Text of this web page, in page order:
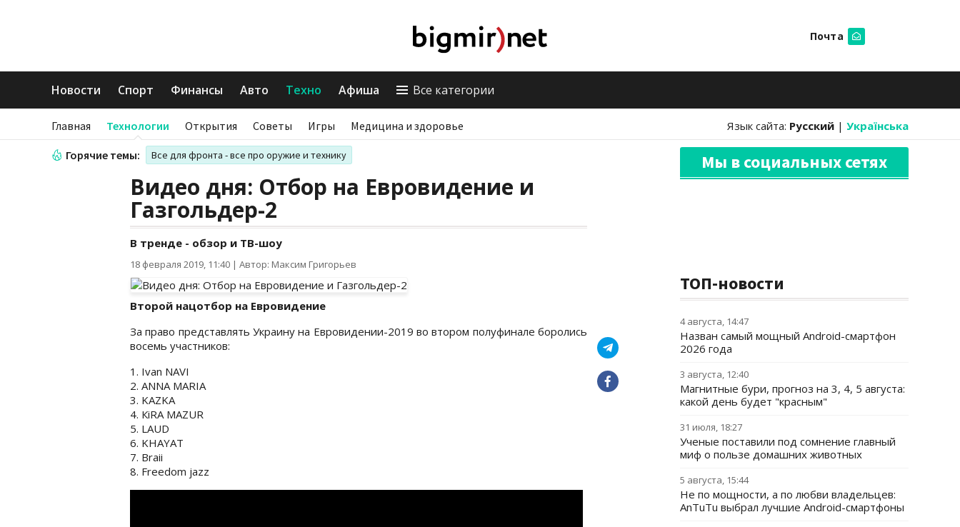
Почта
Новости Спорт Финансы Авто Техно Афиша Все категории
Главная Технологии Открытия Советы Игры Медицина и здоровье Язык сайта: Русский | Українська
Горячие темы: Все для фронта - все про оружие и технику
Видео дня: Отбор на Евровидение и
Газгольдер-2
В тренде - обзор и ТВ-шоу
18 февраля 2019, 11:40 | Автор: Максим Григорьев
Второй нацотбор на Евровидение
За право представлять Украину на Евровидении-2019 во втором полуфинале боролись
восемь участников:
1. Ivan NAVI
2. ANNA MARIA
3. KAZKA
4. КiRA MAZUR
5. LAUD
6. KHAYAT
7. Braii
8. Freedom jazz
Мы в социальных сетях
ТОП-новости
4 августа, 14:47
Назван самый мощный Android-смартфон
2026 года
3 августа, 12:40
Магнитные бури, прогноз на 3, 4, 5 августа:
какой день будет "красным"
31 июля, 18:27
Ученые поставили под сомнение главный
миф о пользе домашних животных
5 августа, 15:44
Не по мощности, а по любви владельцев:
AnTuTu выбрал лучшие Android-смартфоны